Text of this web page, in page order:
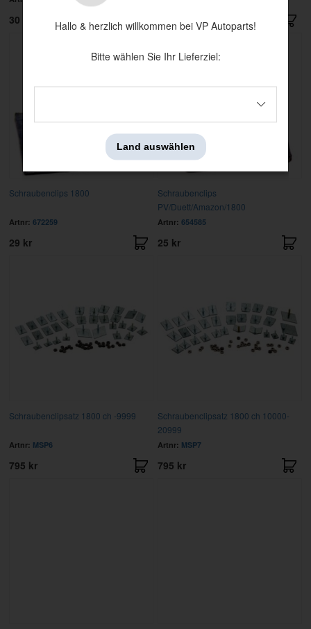
30 kr 29 kr
Schraubenclips 1800
Artnr: 672259
29 kr
Schraubenclips
PV/Duett/Amazon/1800
Artnr: 654585
25 kr
Schraubenclipsatz 1800 ch -9999
Artnr: MSP6
795 kr
Schraubenclipsatz 1800 ch 10000-
20999
Artnr: MSP7
795 kr
Hallo & herzlich willkommen bei VP Autoparts!
Bitte wählen Sie Ihr Lieferziel:
Land auswählen